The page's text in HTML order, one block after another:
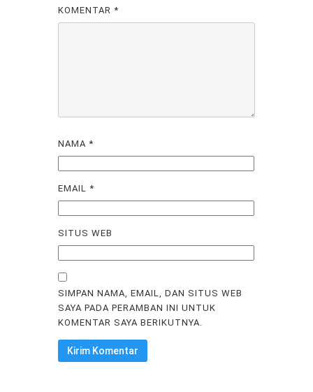
KOMENTAR *
NAMA *
EMAIL *
SITUS WEB
SIMPAN NAMA, EMAIL, DAN SITUS WEB
SAYA PADA PERAMBAN INI UNTUK
KOMENTAR SAYA BERIKUTNYA.